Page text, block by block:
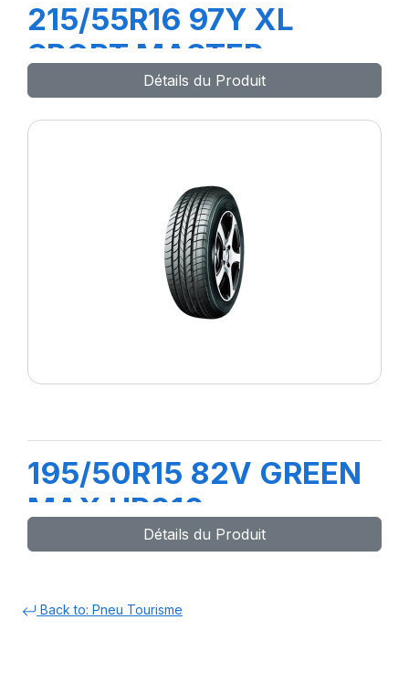
215/55R16 97Y XL
SPORT MASTER
Détails du Produit
195/50R15 82V GREEN
MAX HP010
Détails du Produit
Back to: Pneu Tourisme